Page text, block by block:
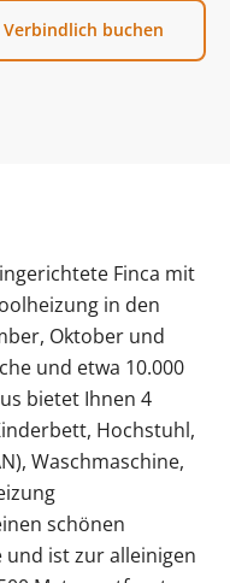
Verbindlich buchen
Finca mit
in den
Oktober und
und etwa 10.000
bietet Ihnen 4
Hochstuhl,
Waschmaschine,
schönen
und ist zur alleinigen